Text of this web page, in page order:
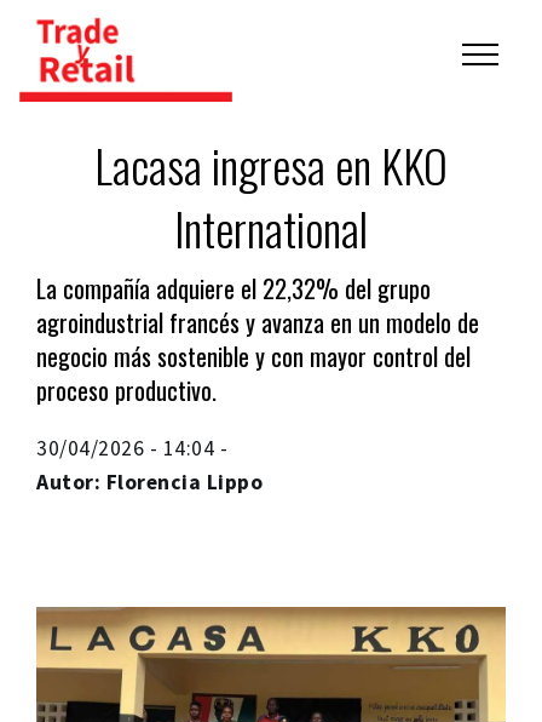
Lacasa ingresa en KKO
International
La compañía adquiere el 22,32% del grupo
agroindustrial francés y avanza en un modelo de
negocio más sostenible y con mayor control del
proceso productivo.
30/04/2026 - 14:04 -
Autor: Florencia Lippo